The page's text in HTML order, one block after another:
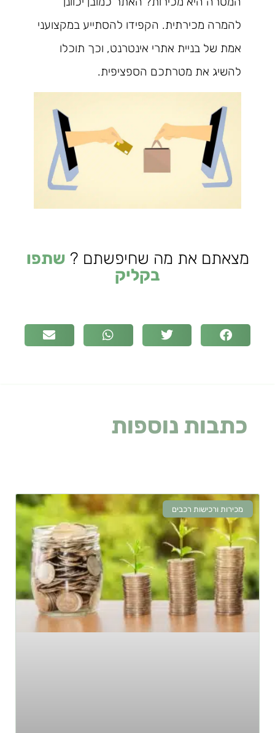
להמרה מכירתית. הקפידו להסתייע במקצועני
אמת של בניית אתרי אינטרנט, וכך תוכלו
להשיג את מטרתכם הספציפית.
מצאתם את מה שחיפשתם ? שתפו
בקליק
כתבות נוספות
מכירות ורכישות רכבים